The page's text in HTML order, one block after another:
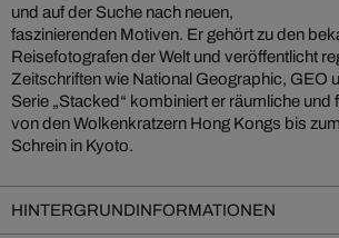
und auf der Suche nach neuen,
faszinierenden Motiven. Er gehört zu den
Reisefotografen der Welt und veröffentlicht
Zeitschriften wie National Geographic, GEO
Serie „Stacked“ kombiniert er räumliche und
von den Wolkenkratzern Hong Kongs bis
Schrein in Kyoto.
HINTERGRUNDINFORMATIONEN